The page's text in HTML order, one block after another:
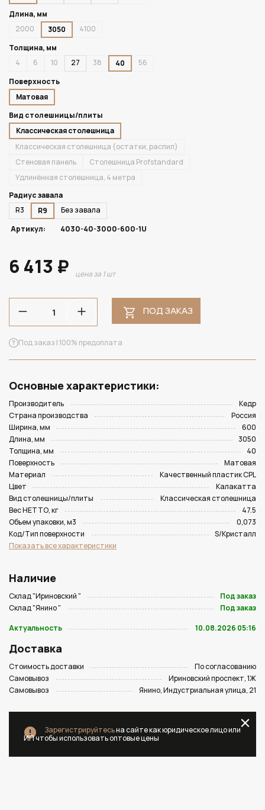
Длина, мм
2000
3050
4100
Толщина, мм
4
6 10 27 38 40
56
Поверхность
Матовая
Вид столешницы/плиты
Классическая столешница
Классическая столешница (остатки, распил)
Стеновая панель
Столешница Profstandard
Удлинённая столешница, 4 метра
Радиус завала
R3
R9
Без завала
Артикул:
4030-40-3000-600-1U
6 413 ₽ цена за 1 шт
ПОД ЗАКАЗ
Под заказ | 100% предоплата
Основные характеристики:
Производитель
Кедр
Страна производства
Россия
Ширина, мм
600
Длина, мм
3050
Толщина, мм
40
Поверхность
Матовая
Материал
Качественный пластик CPL
Цвет
Калакатта
Вид столешницы/плиты
Классическая столешница
Вес НЕТТО, кг
47.5
Объем упаковки, м3
0,073
Код/Тип поверхности
S/Кристалл
Показать все характеристики
Наличие
Склад "Ириновский "
Под заказ
Склад "Янино "
Под заказ
Актуальность
10.08.2026 05:16
Доставка
Стоимость доставки
По согласованию
Самовывоз
Ириновский проспект, 1Ж
Самовывоз
Янино, Индустриальная улица, 21
Зарегистрируйтесьна сайте как юридическое лицо или
ИП чтобы использовать оптовые цены